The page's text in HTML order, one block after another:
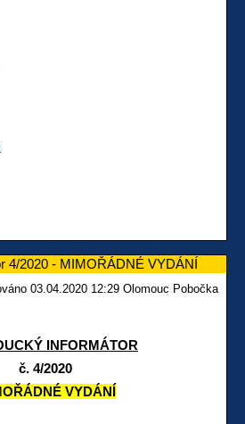
4/2020 - MIMOŘÁDNÉ VYDÁNÍ
03.04.2020 12:29 Olomouc Pobočka
INFORMÁTOR
č. 4/2020
VYDÁNÍ